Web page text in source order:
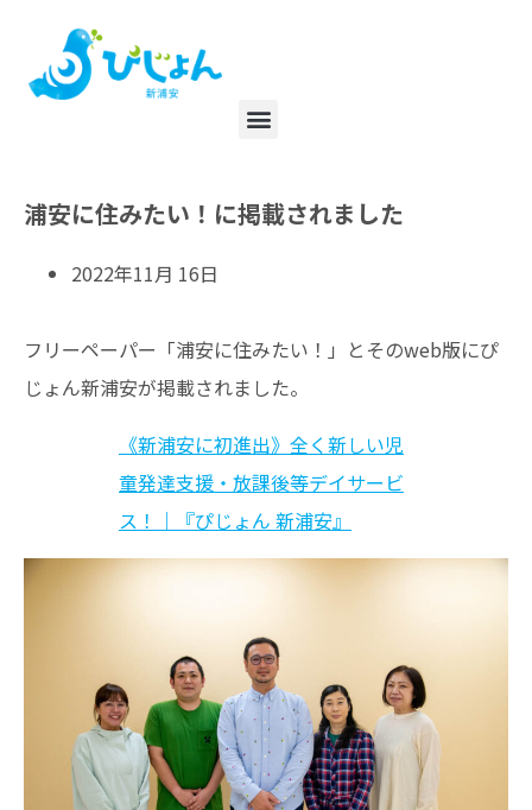
浦安に住みたい！に掲載されました
2022年11月 16日
フリーペーパー「浦安に住みたい！」とそのweb版にぴ
じょん新浦安が掲載されました。
《新浦安に初進出》全く新しい児
童発達支援・放課後等デイサービ
ス！｜『ぴじょん 新浦安』